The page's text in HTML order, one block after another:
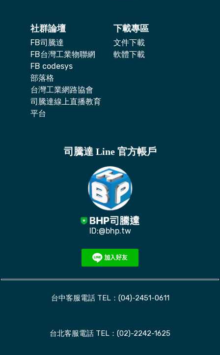
社群論壇
FB司騰達
FB台灣工業物聯網
FB codesys
部落格
台灣工業網路協會
司騰達線上直播教育
平台
下載專區
文件下載
軟體下載
司騰達 Line 官方帳戶
ID:@bhp.tw
台中客服電話 TEL：(04)-2451-0611
台北客服電話 TEL：(02)-2242-1625